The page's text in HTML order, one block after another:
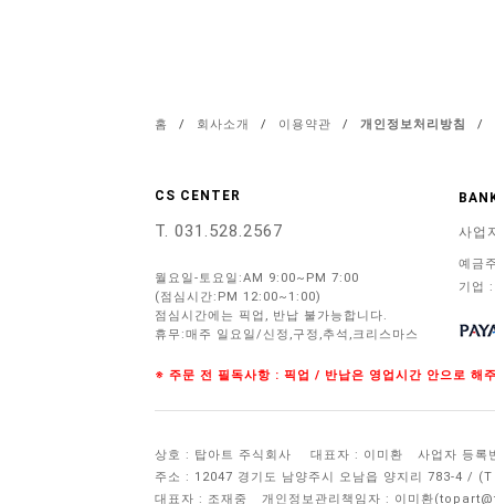
홈 / 회사소개 / 이용약관 / 개인정보처리방침 /
CS CENTER
T. 031.528.2567
월요일-토요일:AM 9:00~PM 7:00
(점심시간:PM 12:00~1:00)
점심시간에는 픽업, 반납 불가능합니다.
휴무:매주 일요일/신정,구정,추석,크리스마스
사업
예금
기업
※ 주문 전 필독사항 : 픽업 / 반납은 영업시간 안으로 해
상호 : 탑아트 주식회사 대표자 : 이미환
사업자 등록
주소 : 12047 경기도 남양주시 오남읍 양지리 783-4 /
대표자 : 조재중
개인정보관리책임자 : 이미환